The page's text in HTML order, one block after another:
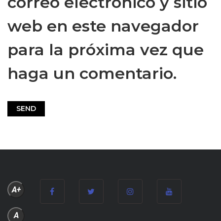
web en este navegador
para la próxima vez que
haga un comentario.
A+
A